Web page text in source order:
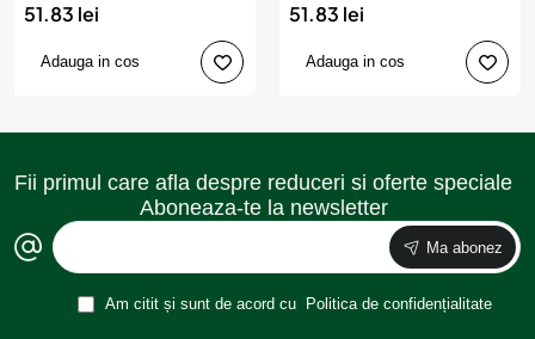
51.83 lei
Adauga in cos
51.83 lei
Adauga in cos
Fii primul care afla despre reduceri si oferte speciale
Aboneaza-te la newsletter
Ma abonez
Am citit și sunt de acord cu Politica de confidențialitate